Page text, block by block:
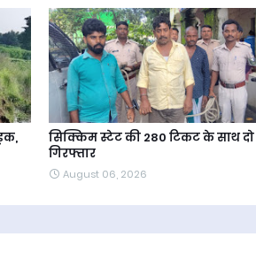
सिक्किम स्टेट की 280 टिकट के साथ दो
गिरफ्तार
August 06, 2026